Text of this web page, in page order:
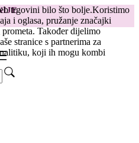
trgovini bilo što bolje.Koristimo
i oglasa, pružanje značajki
Također dijelimo
stranice s partnerima za
koji ih mogu kombi